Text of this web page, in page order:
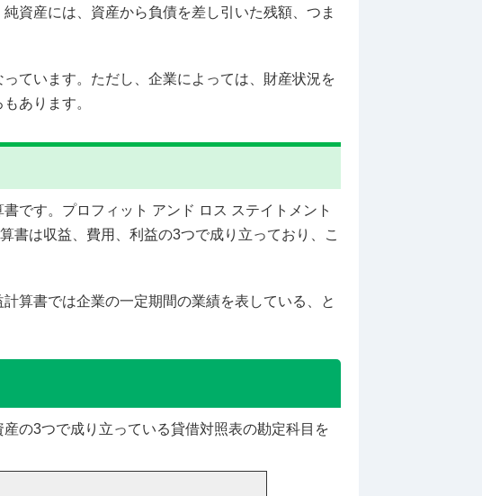
資産には、資産から負債を差し引いた残額、つま
ています。ただし、企業によっては、財産状況を
あります。
です。プロフィット アンド ロス ステイトメント
書は収益、費用、利益の3つで成り立っており、こ
算書では企業の一定期間の業績を表している、と
の3つで成り立っている貸借対照表の勘定科目を